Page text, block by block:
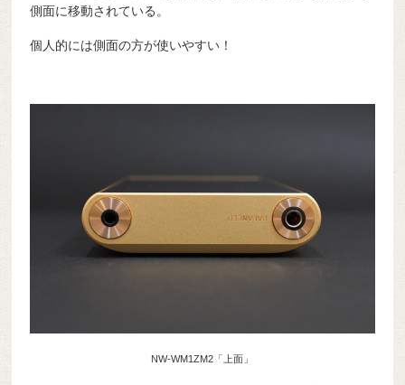
側面に移動されている。
個人的には側面の方が使いやすい！
NW-WM1ZM2「上面」